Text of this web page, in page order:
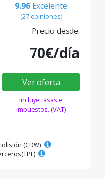
9.96 Excelente
(27 opiniones)
Precio desde:
70€/día
Ver oferta
Incluye tasas e
impuestos. (VAT)
(CDW)